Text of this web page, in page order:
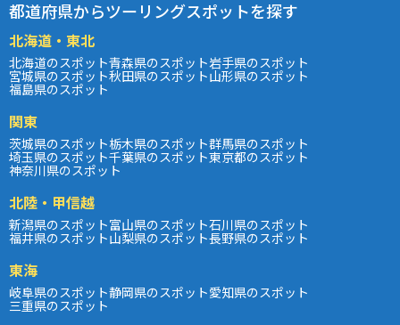
都道府県からツーリングスポットを探す
北海道・東北
北海道のスポット青森県のスポット岩手県のスポット
宮城県のスポット秋田県のスポット山形県のスポット
福島県のスポット
関東
茨城県のスポット栃木県のスポット群馬県のスポット
埼玉県のスポット千葉県のスポット東京都のスポット
神奈川県のスポット
北陸・甲信越
新潟県のスポット富山県のスポット石川県のスポット
福井県のスポット山梨県のスポット長野県のスポット
東海
岐阜県のスポット静岡県のスポット愛知県のスポット
三重県のスポット